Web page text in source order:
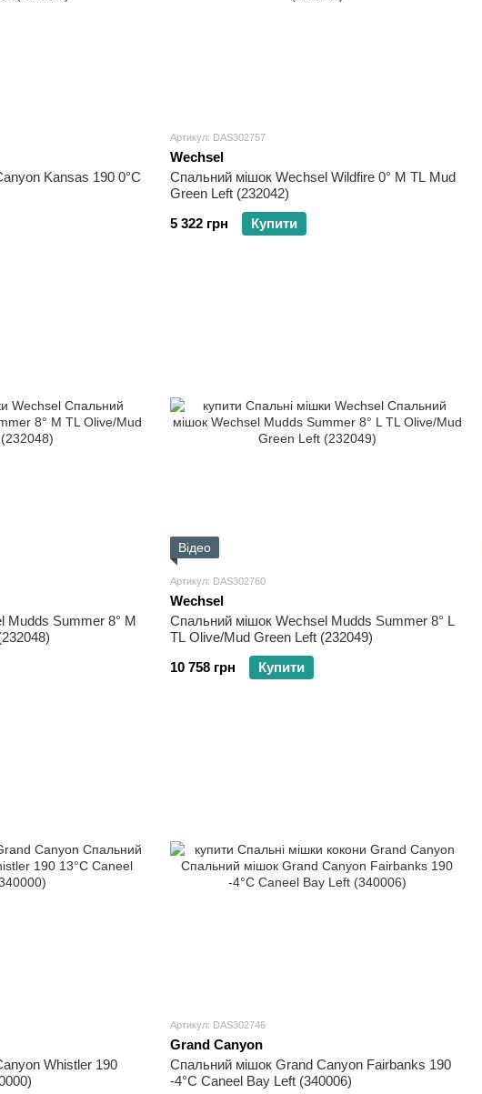
Kansas 190 0°C
Артикул: DAS302757
Wechsel
Спальний мішок Wechsel Wildfire 0° M TL Mud
Green Left (232042)
5 322 грн
Купити
Mudds Summer 8° M
Відео
Артикул: DAS302760
Wechsel
Спальний мішок Wechsel Mudds Summer 8° L
TL Olive/Mud Green Left (232049)
10 758 грн
Купити
Whistler 190
Артикул: DAS302746
Grand Canyon
Спальний мішок Grand Canyon Fairbanks 190
-4°C Caneel Bay Left (340006)